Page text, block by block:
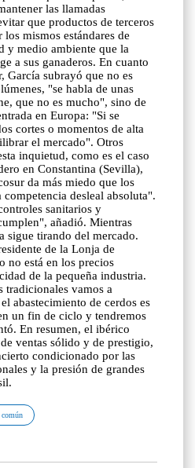
las llamadas
que productos de terceros
mismos estándares de
y medio ambiente que la
a sus ganaderos. En cuanto
García subrayó que no es
"se habla de unas
que no es mucho", sino de
en Europa: "Si se
cortes o momentos de alta
el mercado". Otros
inquietud, como es el caso
en Constantina (Sevilla),
da más miedo que los
competencia desleal absoluta".
sanitarios y
añadió. Mientras
sigue tirando del mercado.
de la Lonja de
no está en los precios
de la pequeña industria.
tradicionales vamos a
abastecimiento de cerdos es
un fin de ciclo y tendremos
En resumen, el ibérico
ventas sólido y de prestigio,
condicionado por las
y la presión de grandes
común